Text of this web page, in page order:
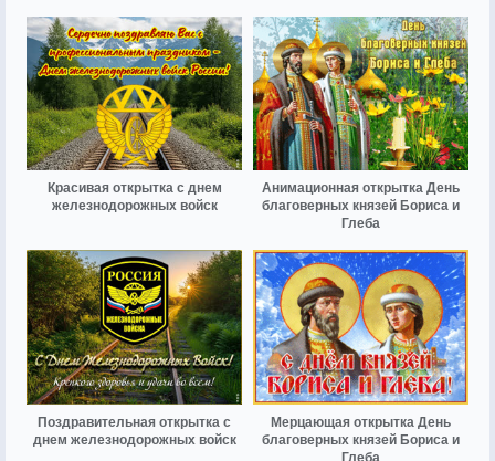
Красивая открытка с днем
железнодорожных войск
Анимационная открытка День
благоверных князей Бориса и
Глеба
Поздравительная открытка с
днем железнодорожных войск
Мерцающая открытка День
благоверных князей Бориса и
Глеба